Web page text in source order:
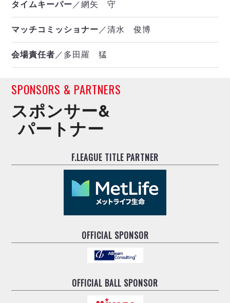
タイムキーパー ／網矢 守
マッチコミッショナー ／清水 俊博
会場責任者 ／多田羅 猛
SPONSORS & PARTNERS
スポンサー&
パートナー
F.LEAGUE TITLE PARTNER
OFFICIAL SPONSOR
OFFICIAL BALL SPONSOR